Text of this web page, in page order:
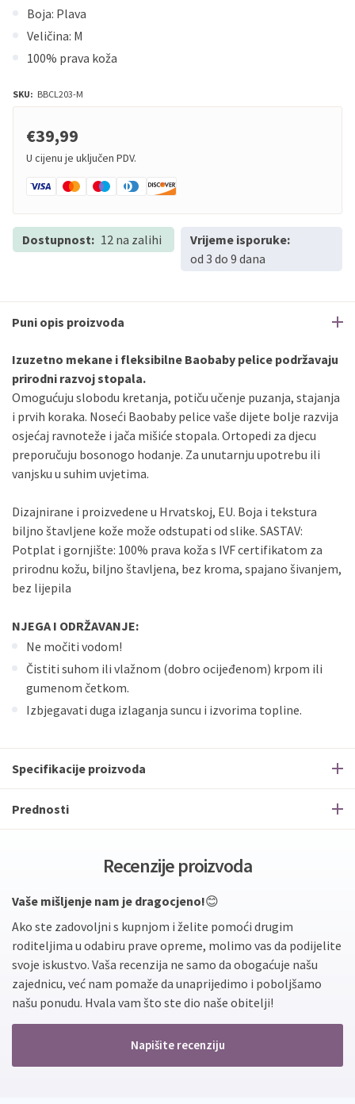
Boja: Plava
Veličina: M
100% prava koža
SKU: BBCL203-M
€39,99
U cijenu je uključen PDV.
Dostupnost: 12 na zalihi
Vrijeme isporuke:
od 3 do 9 dana
Puni opis proizvoda
Izuzetno mekane i fleksibilne Baobaby pelice podržavaju
prirodni razvoj stopala.
Omogućuju slobodu kretanja, potiču učenje puzanja, stajanja
i prvih koraka. Noseći Baobaby pelice vaše dijete bolje razvija
osjećaj ravnoteže i jača mišiće stopala. Ortopedi za djecu
preporučuju bosonogo hodanje. Za unutarnju upotrebu ili
vanjsku u suhim uvjetima.
Dizajnirane i proizvedene u Hrvatskoj, EU. Boja i tekstura
biljno štavljene kože može odstupati od slike. SASTAV:
Potplat i gornjište: 100% prava koža s IVF certifikatom za
prirodnu kožu, biljno štavljena, bez kroma, spajano šivanjem,
bez lijepila
NJEGA I ODRŽAVANJE:
Ne močiti vodom!
Čistiti suhom ili vlažnom (dobro ocijeđenom) krpom ili
gumenom četkom.
Izbjegavati duga izlaganja suncu i izvorima topline.
Specifikacije proizvoda
Prednosti
Recenzije proizvoda
Vaše mišljenje nam je dragocjeno!😊
Ako ste zadovoljni s kupnjom i želite pomoći drugim
roditeljima u odabiru prave opreme, molimo vas da podijelite
svoje iskustvo. Vaša recenzija ne samo da obogaćuje našu
zajednicu, već nam pomaže da unaprijedimo i poboljšamo
našu ponudu. Hvala vam što ste dio naše obitelji!
Napišite recenziju